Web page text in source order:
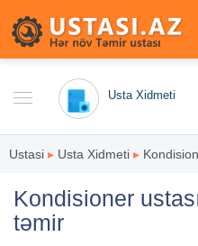
Usta Xidmeti
Ustasi ▸ Usta Xidmeti ▸
Kondisioner
təmir